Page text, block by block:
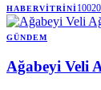
Anlaşması'nın
reddedilirken, söz
vurgulandı.
HABERVITRINI10020
GÜNDEM
Ağabeyi Veli